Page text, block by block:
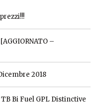
–
2018
Bi Fuel GPL Distinctive